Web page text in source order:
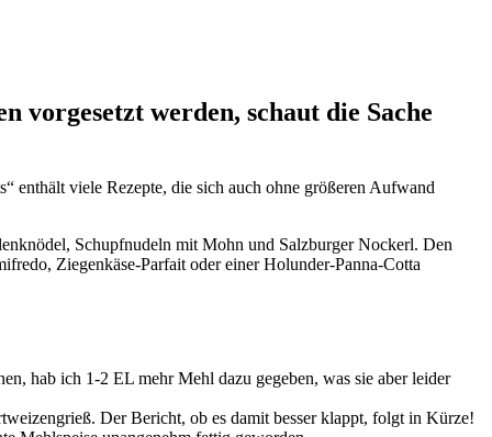
vorgesetzt werden, schaut die Sache
enthält viele Rezepte, die sich auch ohne größeren Aufwand
Schupfnudeln mit Mohn und Salzburger Nockerl. Den
Ziegenkäse-Parfait oder einer Holunder-Panna-Cotta
hab ich 1-2 EL mehr Mehl dazu gegeben, was sie aber leider
Der Bericht, ob es damit besser klappt, folgt in Kürze!